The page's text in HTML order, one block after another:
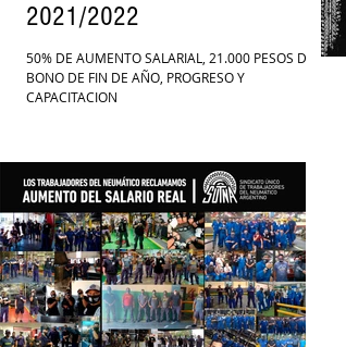
2021/2022
50% DE AUMENTO SALARIAL, 21.000 PESOS DE
BONO DE FIN DE AÑO, PROGRESO Y
CAPACITACION